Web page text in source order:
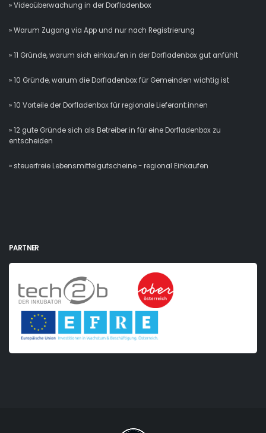
» Videoüberwachung in der Dorfladenbox
» Warum Zugang via App und nur nach Registrierung
» 11 Gründe, warum sich einkaufen in der Dorfladenbox gut anfühlt
» 10 Gründe, warum die Dorfladenbox für Gemeinden wichtig ist
» 10 Vorteile der Dorfladenbox für regionale Lieferant:innen
» 12 gute Gründe sich als Betreiber:in für eine Dorfladenbox zu
entscheiden
» steuerfreie Lebensmittelgutscheine - regional Einkaufen
PARTNER